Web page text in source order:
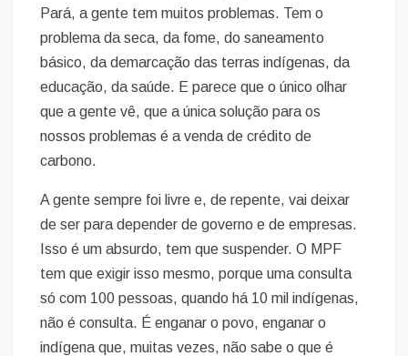
Pará, a gente tem muitos problemas. Tem o
problema da seca, da fome, do saneamento
básico, da demarcação das terras indígenas, da
educação, da saúde. E parece que o único olhar
que a gente vê, que a única solução para os
nossos problemas é a venda de crédito de
carbono.
A gente sempre foi livre e, de repente, vai deixar
de ser para depender de governo e de empresas.
Isso é um absurdo, tem que suspender. O MPF
tem que exigir isso mesmo, porque uma consulta
só com 100 pessoas, quando há 10 mil indígenas,
não é consulta. É enganar o povo, enganar o
indígena que, muitas vezes, não sabe o que é